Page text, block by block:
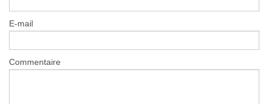
E-mail
Commentaire